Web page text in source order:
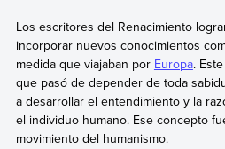
Los escritores del Renacimiento
incorporar nuevos conocimientos
medida que viajaban por Europa.
que pasó de depender de toda
a desarrollar el entendimiento y la
el individuo humano. Ese concepto
movimiento del humanismo.